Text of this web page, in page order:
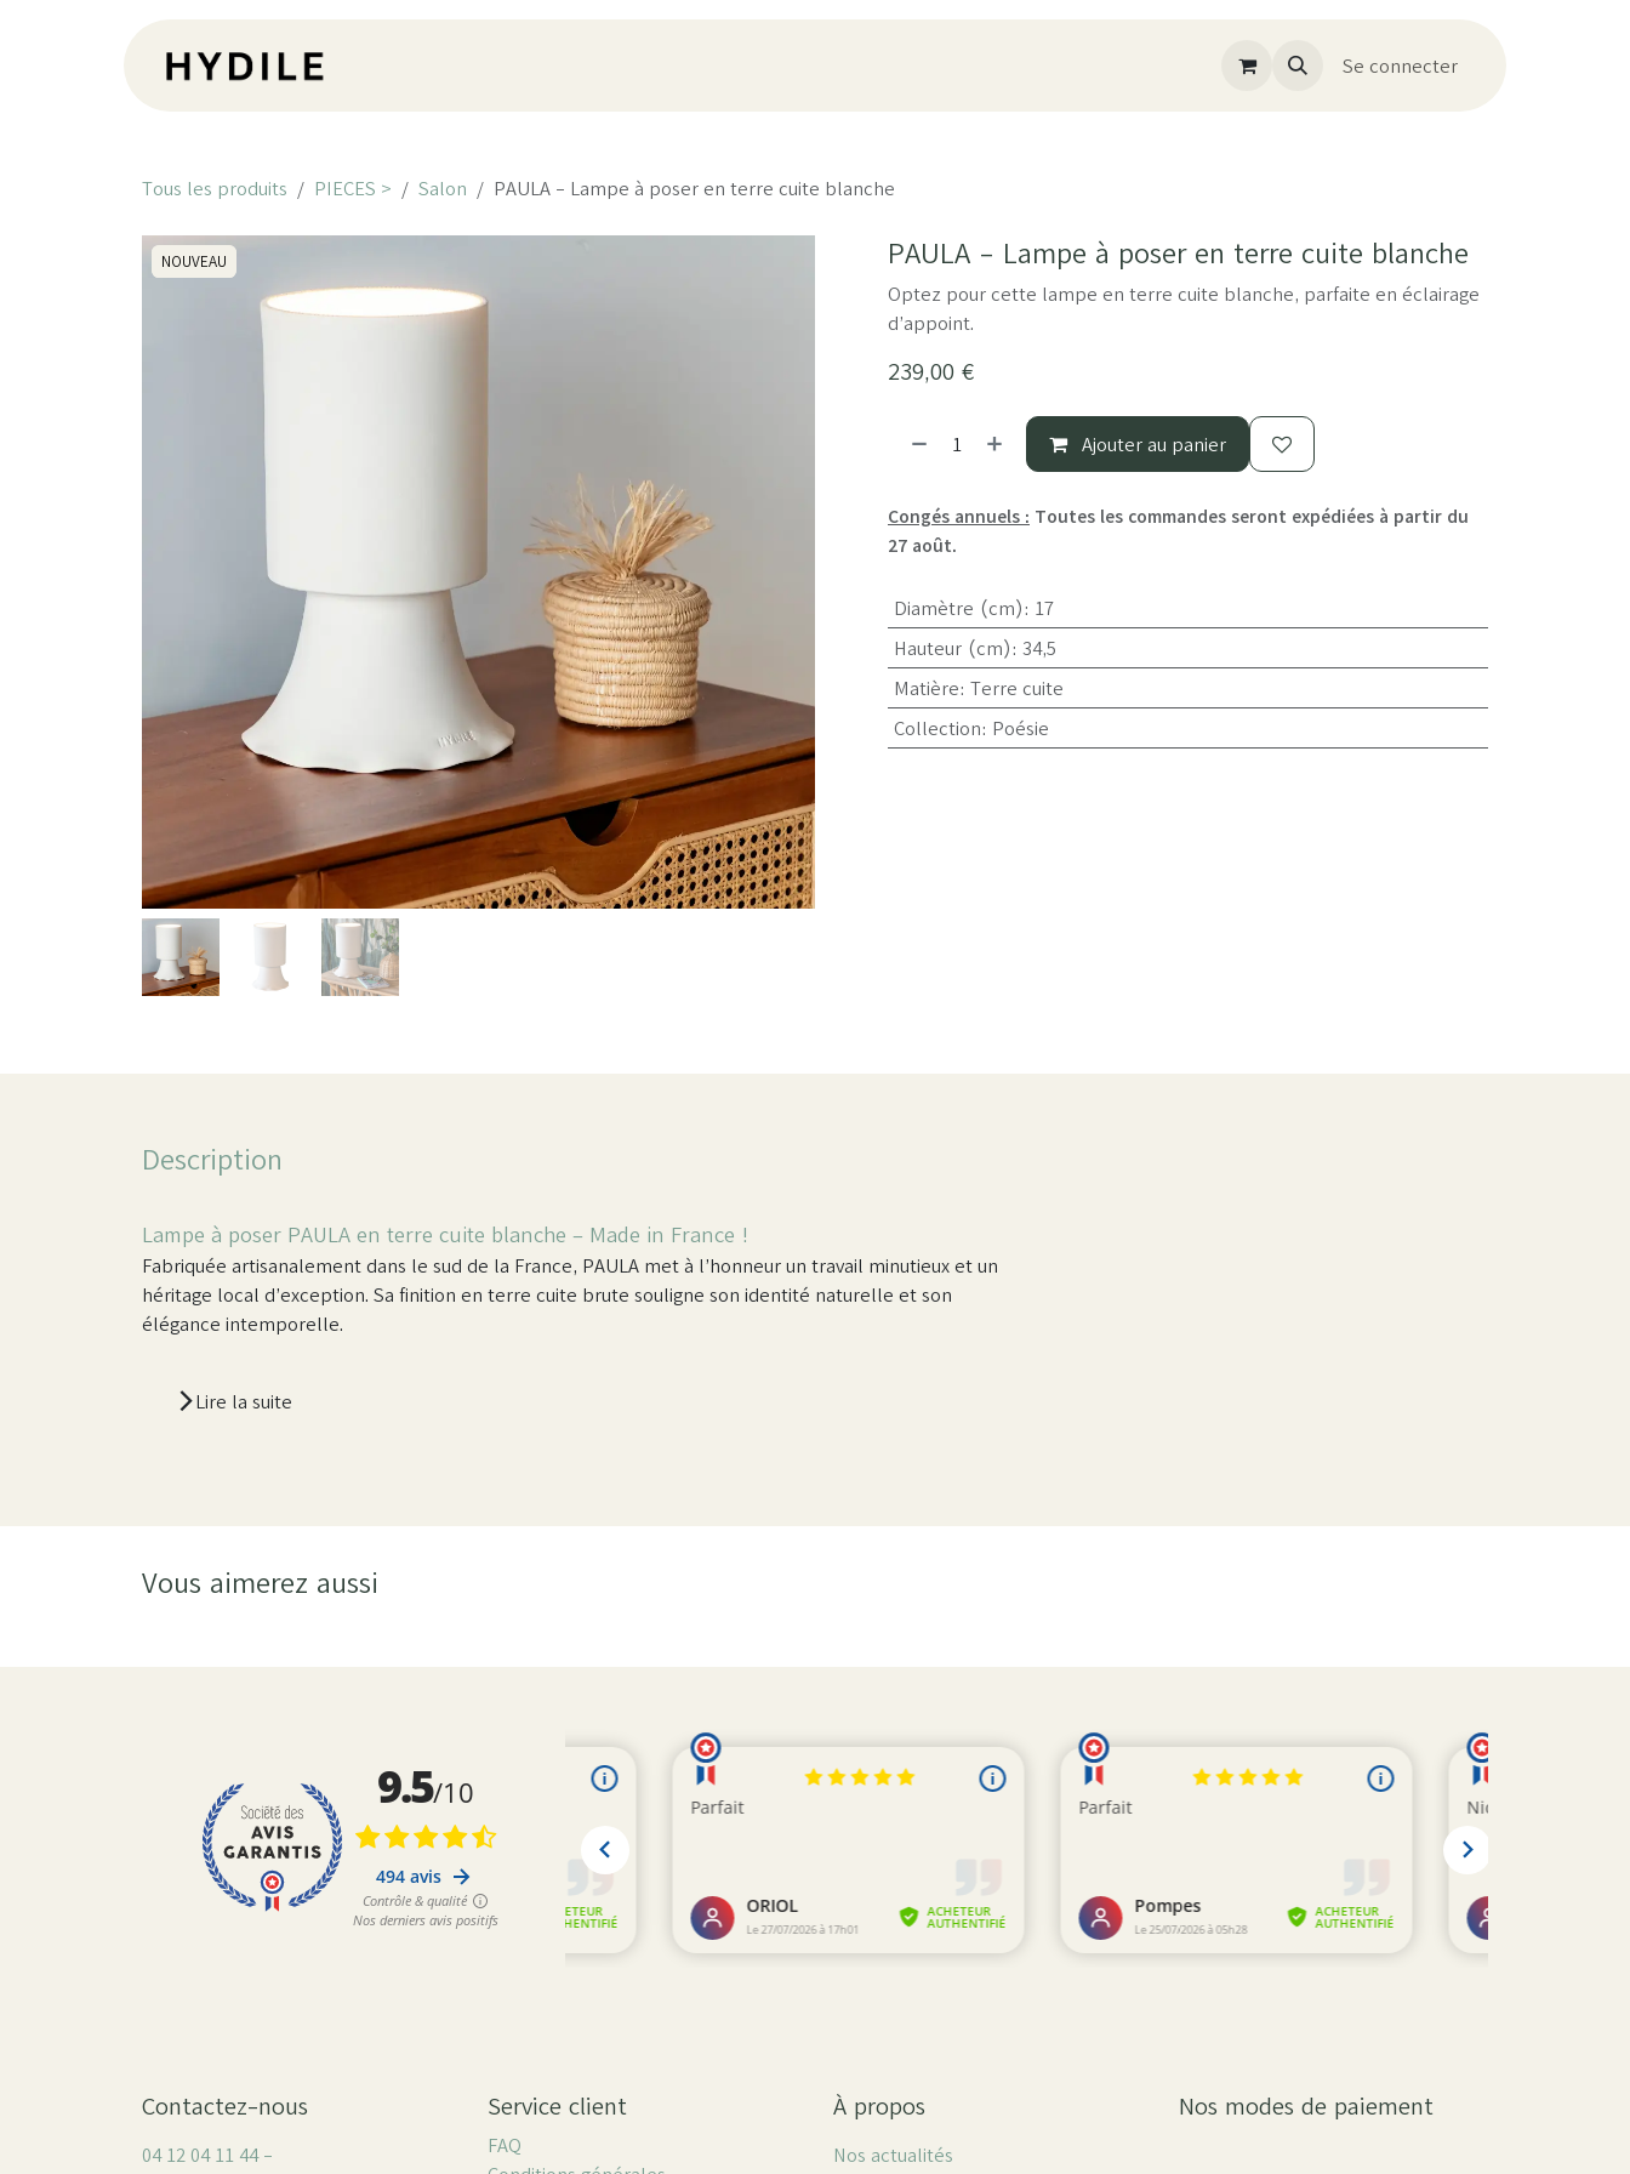
Se connecter
Tous les produits PIECES > Salon PAULA - Lampe à poser en terre cuite blanche
NOUVEAU
NOUVEAU PAULA - Lampe à poser en terre cuite blanche
Optez pour cette lampe en terre cuite blanche, parfaite en éclairage
d’appoint.
239,00 €
Ajouter au panier
Congés annuels : Toutes les commandes seront expédiées à partir du
27 août.
Diamètre (cm): 17
Hauteur (cm): 34,5
Matière: Terre cuite
Collection: Poésie
Description
Lampe à poser PAULA en terre cuite blanche – Made in France !
Fabriquée artisanalement dans le sud de la France, PAULA met à l’honneur un travail minutieux et un
héritage local d’exception. Sa finition en terre cuite brute souligne son identité naturelle et son
élégance intemporelle.
Lire la suite
Vous aimerez aussi
Contactez-nous
04 12 04 11 44 -
Service client
FAQ
À propos
Nos actualités
Nos modes de paiement